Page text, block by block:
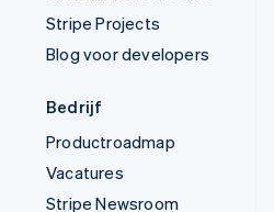
Stripe Projects
Blog voor developers
Bedrijf
Productroadmap
Vacatures
Stripe Newsroom